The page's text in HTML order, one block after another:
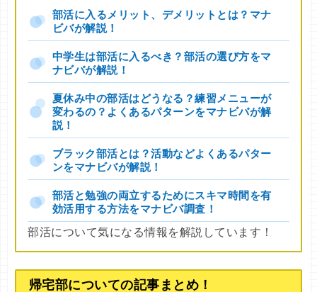
部活に入るメリット、デメリットとは？マナ
ビバが解説！
中学生は部活に入るべき？部活の選び方をマ
ナビバが解説！
夏休み中の部活はどうなる？練習メニューが
変わるの？よくあるパターンをマナビバが解
説！
ブラック部活とは？活動などよくあるパター
ンをマナビバが解説！
部活と勉強の両立するためにスキマ時間を有
効活用する方法をマナビバ調査！
部活について気になる情報を解説しています！
帰宅部についての記事まとめ！